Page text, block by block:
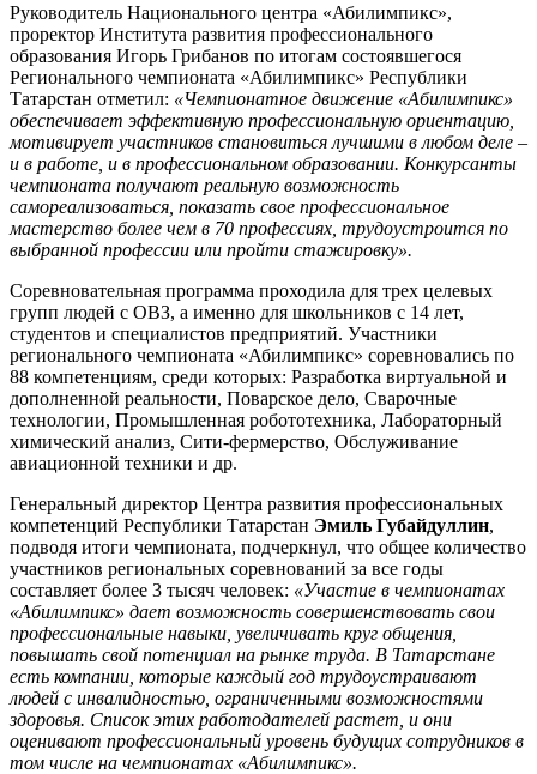
Руководитель Национального центра «Абилимпикс»,
проректор Института развития профессионального
образования Игорь Грибанов по итогам состоявшегося
Регионального чемпионата «Абилимпикс» Республики
Татарстан отметил: «Чемпионатное движение «Абилимпикс»
обеспечивает эффективную профессиональную ориентацию,
мотивирует участников становиться лучшими в любом деле –
и в работе, и в профессиональном образовании. Конкурсанты
чемпионата получают реальную возможность
самореализоваться, показать свое профессиональное
мастерство более чем в 70 профессиях, трудоустроится по
выбранной профессии или пройти стажировку».
Соревновательная программа проходила для трех целевых
групп людей с ОВЗ, а именно для школьников с 14 лет,
студентов и специалистов предприятий. Участники
регионального чемпионата «Абилимпикс» соревновались по
88 компетенциям, среди которых: Разработка виртуальной и
дополненной реальности, Поварское дело, Сварочные
технологии, Промышленная робототехника, Лабораторный
химический анализ, Сити-фермерство, Обслуживание
авиационной техники и др.
Генеральный директор Центра развития профессиональных
компетенций Республики Татарстан Эмиль Губайдуллин,
подводя итоги чемпионата, подчеркнул, что общее количество
участников региональных соревнований за все годы
составляет более 3 тысяч человек: «Участие в чемпионатах
«Абилимпикс» дает возможность совершенствовать свои
профессиональные навыки, увеличивать круг общения,
повышать свой потенциал на рынке труда. В Татарстане
есть компании, которые каждый год трудоустраивают
людей с инвалидностью, ограниченными возможностями
здоровья. Список этих работодателей растет, и они
оценивают профессиональный уровень будущих сотрудников в
том числе на чемпионатах «Абилимпикс».